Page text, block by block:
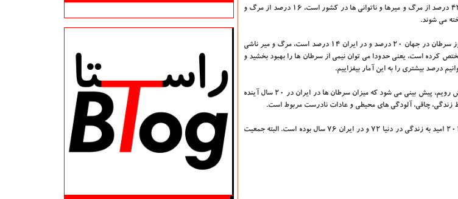
ملک زاده اشاره کرد: طبق آمار، بعداز سکته های قلبی و مغزی و بیماری های قلبی و عروقی که عامل ۴۳ درصد از مرگ و میرها و ناتوانی ها در کشور است، ۱۶ درصد از مرگ و
می شوند.
وی درباب میزان بروز، مرگ و میر و بهبودی ناشی از سرطان در ایران و جهان، اظهار داشت: میزان بروز سرطان در جهان ۲۰ درصد و در ایران ۱۴ درصد است، مرگ و میر ناشی
درصد است، اما میزان بهبودی آماری ۵۰ درصدی را به خود مختص کرده است، یعنی حدودا می توان نیمی از سرطان ها را بهبود بخشید و
درصد بیشتری را به این آمار بیفزاییم.
ملک زاده درباب وضعیت سرطان ها در ۲۰ سال آینده در ایران، اظهار داشت: چنانچه با روند فعلی پیش رویم، پیش بینی می شود که میزان سرطان ها در ایران در ۲۰ سال آینده
زندگی، چاقی، آلودگی های محیطی و عادات نادرست مربوط است.
وی با اعلان اینکه امید به زندگی ایرانیان نسبت به متوسط جهانی بیشتر است، اظهار داشت: در سال ۲۰۱۷ امید به زندگی در دنیا ۷۲ و در ایران ۷۶ سال بوده است. البته جمعیت